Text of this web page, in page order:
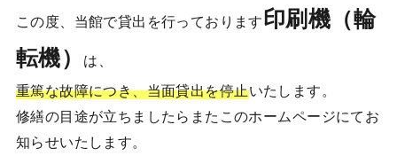
この度、当館で貸出を行っております印刷機（輪
転機）
は、
重篤な故障につき、当面貸出を停止いたします。
修繕の目途が立ちましたらまたこのホームページにてお
知らせいたします。